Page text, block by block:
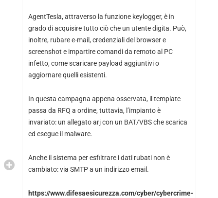
AgentTesla, attraverso la funzione keylogger, è in
grado di acquisire tutto ciò che un utente digita. Può,
inoltre, rubare e-mail, credenziali del browser e
screenshot e impartire comandi da remoto al PC
infetto, come scaricare payload aggiuntivi o
aggiornare quelli esistenti.
In questa campagna appena osservata, il template
passa da RFQ a ordine, tuttavia, l’impianto è
invariato: un allegato arj con un BAT/VBS che scarica
ed esegue il malware.
Anche il sistema per esfiltrare i dati rubati non è
cambiato: via SMTP a un indirizzo email.
https://www.difesaesicurezza.com/cyber/cybercrime-